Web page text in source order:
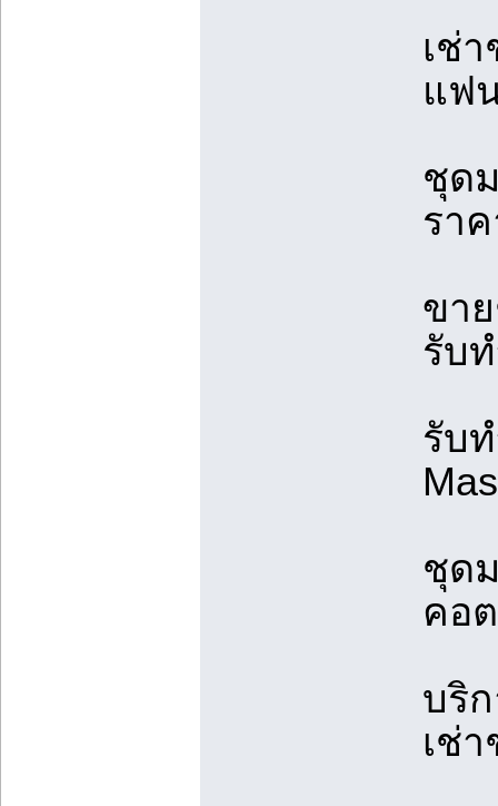
เช่
แฟ
ชุด
รา
ขา
รับ
รับ
ชุด
คอ
บริ
เช่